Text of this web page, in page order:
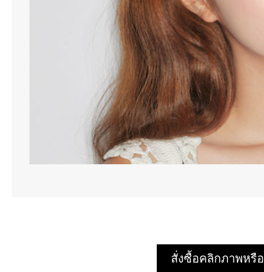
สั่งซื้อคลิกภาพหรื